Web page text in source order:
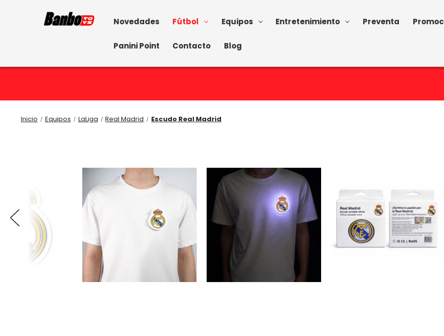
Novedades Fútbol Equipos Entretenimiento Preventa
Panini Point Contacto Blog
Inicio Equipos LaLiga Real Madrid Escudo Real Madrid